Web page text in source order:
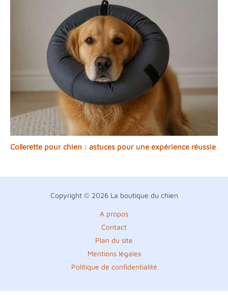
Collerette pour chien : astuces pour une expérience réussie
Copyright © 2026 La boutique du chien
A propos
Contact
Plan du site
Mentions légales
Politique de confidentialité